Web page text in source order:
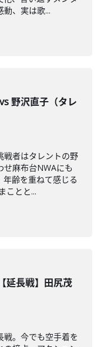
、実は歌...
野沢直子（タレ
戦者はタレントの野
せ麻布台NWAにも
齢を重ねて感じる
ことと...
延長戦】田尻茂
戦。今でも空手着を